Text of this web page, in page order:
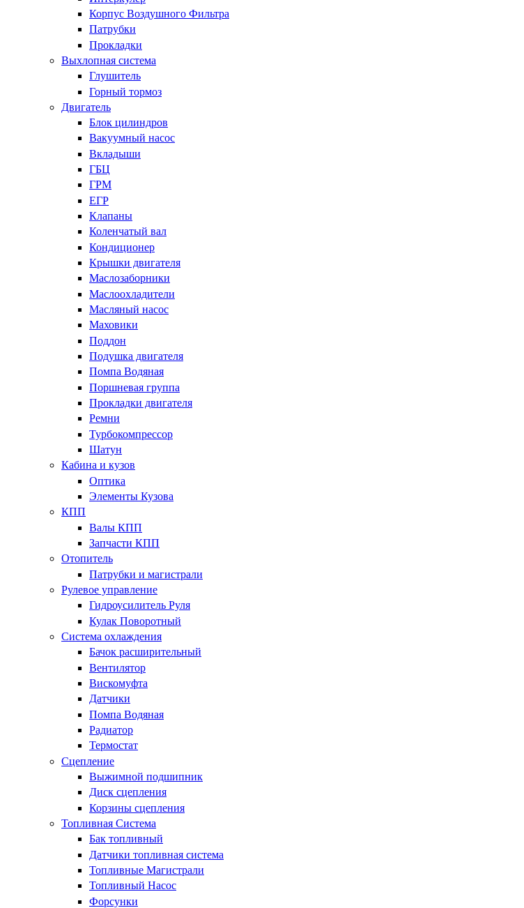
Корпус Воздушного Фильтра
Патрубки
Прокладки
Выхлопная система
Глушитель
Горный тормоз
Двигатель
Блок цилиндров
Вакуумный насос
Вкладыши
ГБЦ
ГРМ
ЕГР
Клапаны
Коленчатый вал
Кондиционер
Крышки двигателя
Маслозаборники
Маслоохладители
Масляный насос
Маховики
Поддон
Подушка двигателя
Помпа Водяная
Поршневая группа
Прокладки двигателя
Ремни
Турбокомпрессор
Шатун
Кабина и кузов
Оптика
Элементы Кузова
КПП
Валы КПП
Запчасти КПП
Отопитель
Патрубки и магистрали
Рулевое управление
Гидроусилитель Руля
Кулак Поворотный
Система охлаждения
Бачок расширительный
Вентилятор
Вискомуфта
Датчики
Помпа Водяная
Радиатор
Термостат
Сцепление
Выжимной подшипник
Диск сцепления
Корзины сцепления
Топливная Система
Бак топливный
Датчики топливная система
Топливные Магистрали
Топливный Насос
Форсунки